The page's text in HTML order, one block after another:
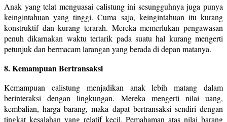
Anak yang telat menguasai calistung ini sesungguhnya juga punya
keingintahuan yang tinggi. Cuma saja, keingintahuan itu kurang
konstruktif dan kurang terarah. Mereka memerlukan pengawasan
penuh dikarnakan waktu tertarik pada suatu hal kurang mengerti
petunjuk dan bermacam larangan yang berada di depan matanya.
8. Kemampuan Bertransaksi
Kemampuan calistung menjadikan anak lebih matang dalam
berinteraksi dengan lingkungan. Mereka mengerti nilai uang,
kembalian, harga barang, maka dapat bertransaksi sendiri dengan
tingkat kesalahan yang relatif kecil. Pemahaman atas nilai barang